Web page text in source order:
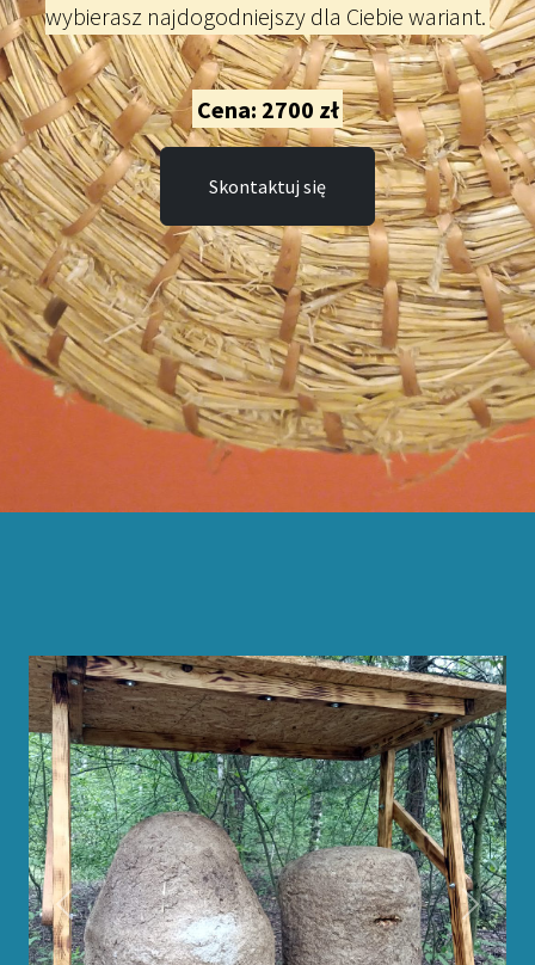
wybierasz najdogodniejszy dla Ciebie wariant.
Cena: 2700 zł
Skontaktuj się
Previous Next